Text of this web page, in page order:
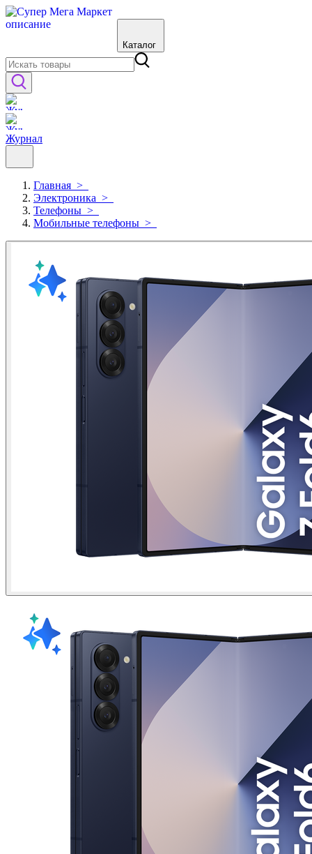
Каталог
Журнал
Главная >
Электроника >
Телефоны >
Мобильные телефоны >